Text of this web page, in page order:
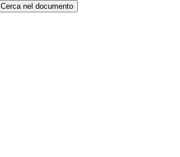
Cerca nel documento